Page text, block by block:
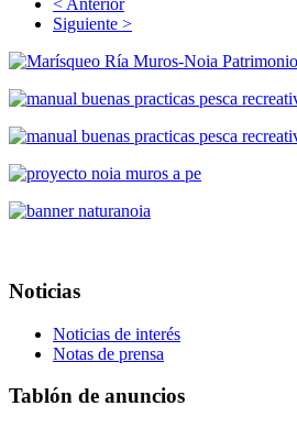
< Anterior
Siguiente >
Noticias
Noticias de interés
Notas de prensa
Tablón de anuncios